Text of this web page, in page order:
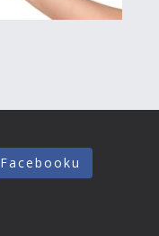
Facebooku